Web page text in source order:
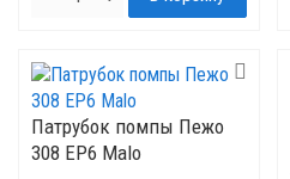
Патрубок помпы Пежо
308 EP6 Malo